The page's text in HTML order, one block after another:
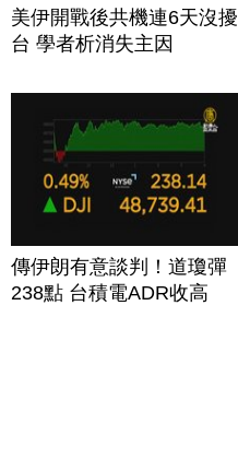
美伊開戰後共機連6天沒擾
台 學者析消失主因
傳伊朗有意談判！道瓊彈
238點 台積電ADR收高